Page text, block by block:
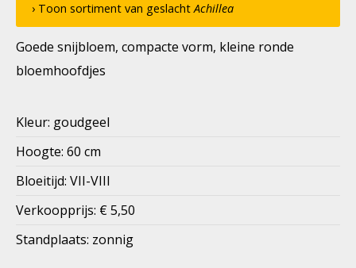
› Toon sortiment van geslachtAchillea
Goede snijbloem, compacte vorm, kleine ronde
bloemhoofdjes
Kleur: goudgeel
Hoogte: 60 cm
Bloeitijd: VII-VIII
Verkoopprijs: € 5,50
Standplaats: zonnig